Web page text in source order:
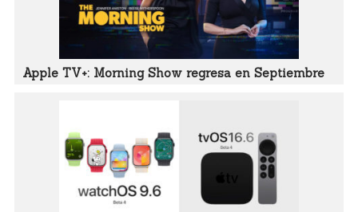
Apple TV+: Morning Show regresa en Septiembre